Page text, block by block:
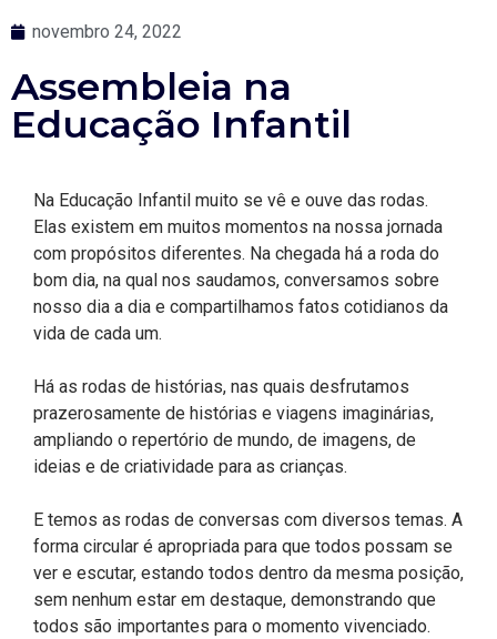
novembro 24, 2022
Assembleia na
Educação Infantil
Na Educação Infantil muito se vê e ouve das rodas.
Elas existem em muitos momentos na nossa jornada
com propósitos diferentes. Na chegada há a roda do
bom dia, na qual nos saudamos, conversamos sobre
nosso dia a dia e compartilhamos fatos cotidianos da
vida de cada um.
Há as rodas de histórias, nas quais desfrutamos
prazerosamente de histórias e viagens imaginárias,
ampliando o repertório de mundo, de imagens, de
ideias e de criatividade para as crianças.
E temos as rodas de conversas com diversos temas. A
forma circular é apropriada para que todos possam se
ver e escutar, estando todos dentro da mesma posição,
sem nenhum estar em destaque, demonstrando que
todos são importantes para o momento vivenciado.